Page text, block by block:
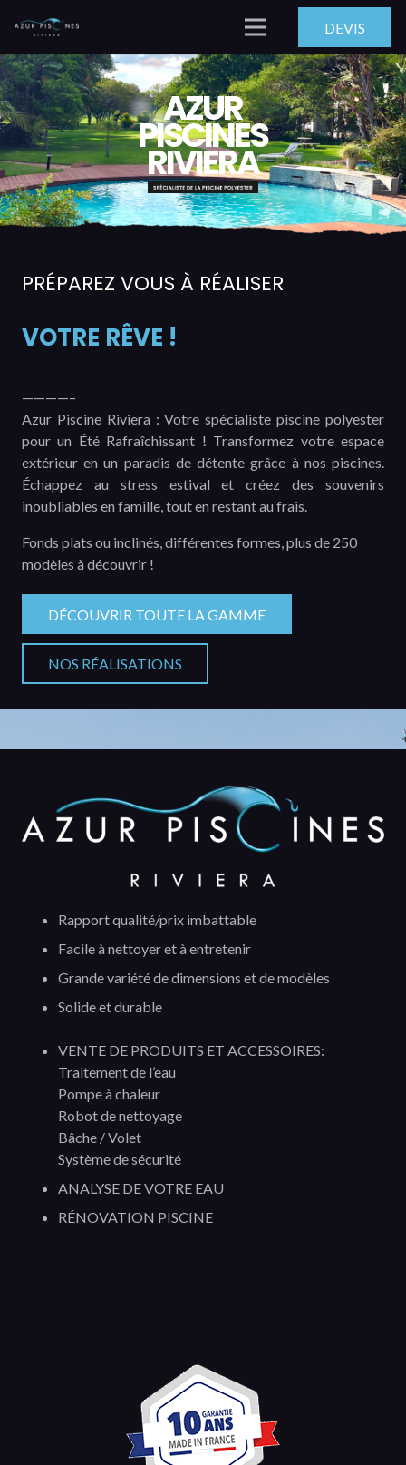
DEVIS
AZUR
PISCINES
RIVIERA
PRÉPAREZ VOUS À RÉALISER
VOTRE RÊVE !
————–
Azur Piscine Riviera : Votre spécialiste piscine polyester
pour un Été Rafraîchissant ! Transformez votre espace
extérieur en un paradis de détente grâce à nos piscines.
Échappez au stress estival et créez des souvenirs
inoubliables en famille, tout en restant au frais.
Fonds plats ou inclinés, différentes formes, plus de 250
modèles à découvrir !
DÉCOUVRIR TOUTE LA GAMME
NOS RÉALISATIONS
Rapport qualité/prix imbattable
Facile à nettoyer et à entretenir
Grande variété de dimensions et de modèles
Solide et durable
VENTE DE PRODUITS ET ACCESSOIRES:
Traitement de l’eau
Pompe à chaleur
Robot de nettoyage
Bâche / Volet
Système de sécurité
ANALYSE DE VOTRE EAU
RÉNOVATION PISCINE